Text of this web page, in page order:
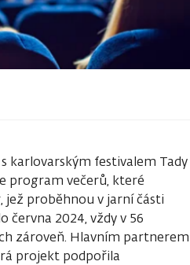
karlovarským festivalem Tady
program večerů, které
jež proběhnou v jarní části
června 2024, vždy v 56
zároveň. Hlavním partnerem
projekt podpořila